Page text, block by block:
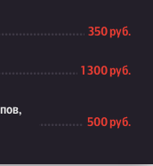
350 руб.
1 300 руб.
500 руб.